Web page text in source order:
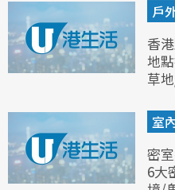
戶
香
地
草
室
密
6大